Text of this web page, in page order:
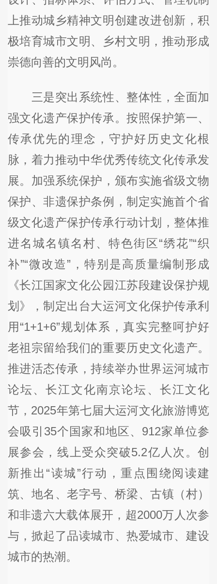
上推动城乡精神文明创建改进创新，积
极培育城市文明、乡村文明，推动形成
崇德向善的文明风尚。
三是突出系统性、整体性，全面加
强文化遗产保护传承。按照保护第一、
传承优先的理念，守护好历史文化根
脉，着力推动中华优秀传统文化传承发
展。加强系统保护，颁布实施省级文物
保护、非遗保护条例，制定实施首个省
级文化遗产保护传承行动计划，整体推
进名城名镇名村、特色街区“绣花”“织
补”“微改造”，特别是高质量编制形成
《长江国家文化公园江苏段建设保护规
划》，制定出台大运河文化保护传承利
用“1+1+6”规划体系，真实完整呵护好
老祖宗留给我们的重要历史文化遗产。
推进活态传承，持续举办世界运河城市
论坛、长江文化南京论坛、长江文化
节，2025年第七届大运河文化旅游博览
会吸引35个国家和地区、912家单位参
展参会，线上受众突破5.2亿人次。创
新推出“读城”行动，重点围绕阅读建
筑、地名、老字号、桥梁、古镇（村）
和非遗六大载体展开，超2000万人次参
与，掀起了品读城市、热爱城市、建设
城市的热潮。